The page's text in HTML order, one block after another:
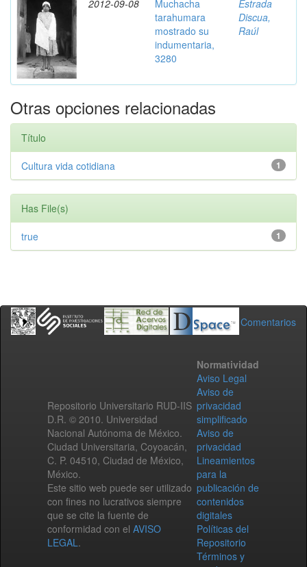
2012-09-08
Muchacha
tarahumara
mostrado su
indumentaria,
3280
Estrada
Discua,
Raúl
Otras opciones relacionadas
Título
1
Cultura vida cotidiana
Has File(s)
1
true
Comentarios
Repositorio Universitario RUD-IIS
D.R. © 2010. Universidad
Nacional Autónoma de México.
Ciudad Universitaria, Coyoacán,
C. P. 04510, Ciudad de México,
México.
Este sitio web puede ser utilizado
con fines no lucrativos siempre
que se cite la fuente de
conformidad con el AVISO
LEGAL.
Normatividad
Aviso Legal
Aviso de
privacidad
simplificado
Aviso de
privacidad
Lineamientos
para la
publicación de
contenidos
digitales
Políticas del
Repositorio
Términos y